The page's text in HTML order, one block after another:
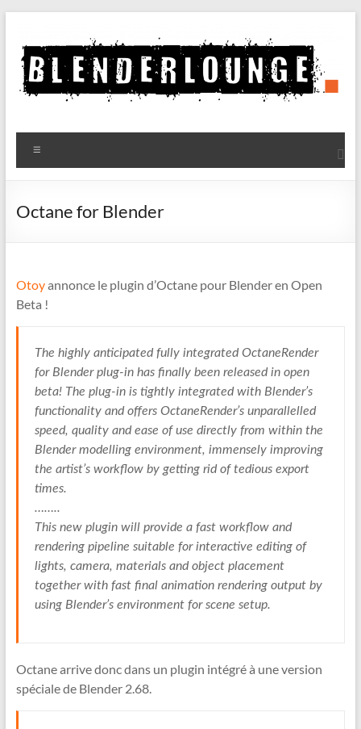
contenu
Blenderlounge
Le
de
Octane for Blender
Otoyannonce le plugin d’Octane pour Blender en Open
Beta !
The highly anticipated fully integrated OctaneRender
for Blender plug-in has finally been released in open
beta! The plug-in is tightly integrated with Blender’s
functionality and offers OctaneRender’s unparallelled
speed, quality and ease of use directly from within the
Blender modelling environment, immensely improving
the artist’s workflow by getting rid of tedious export
times.
……..
This new plugin will provide a fast workflow and
rendering pipeline suitable for interactive editing of
lights, camera, materials and object placement
together with fast final animation rendering output by
using Blender’s environment for scene setup.
Octane arrive donc dans un plugin intégré à une version
spéciale de Blender 2.68.